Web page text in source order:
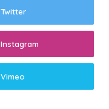
Twitter
Instagram
Vimeo